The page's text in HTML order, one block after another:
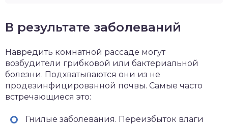
В результате заболеваний
Навредить комнатной рассаде могут
возбудители грибковой или бактериальной
болезни. Подхватываются они из не
продезинфицированной почвы. Самые часто
встречающиеся это:
Гнилые заболевания. Переизбыток влаги